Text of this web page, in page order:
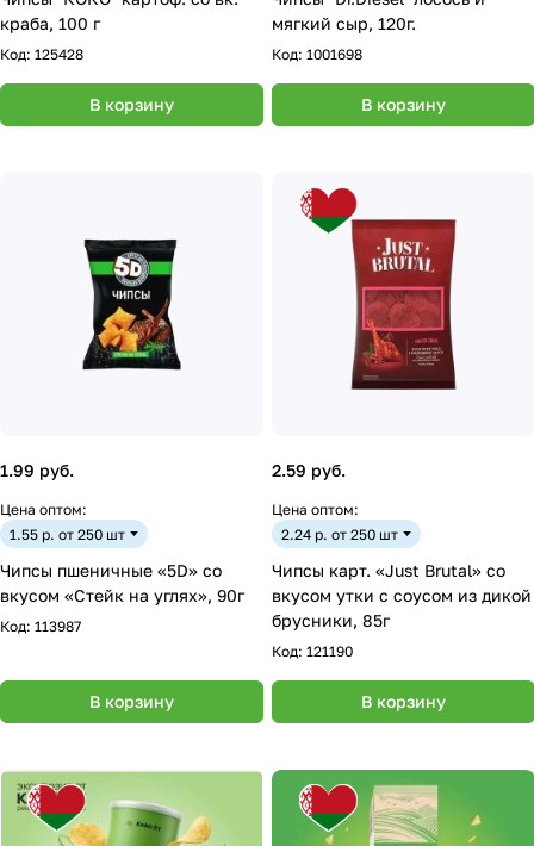
краба, 100 г
Код: 125428
В корзину
мягкий сыр, 120г.
Код: 1001698
В корзину
1.99 руб.
Цена оптом:
1.55 р. от 250 шт
Чипсы пшеничные «5D» со
вкусом «Стейк на углях», 90г
Код: 113987
В корзину
2.59 руб.
Цена оптом:
2.24 р. от 250 шт
Чипсы карт. «Just Brutal» со
вкусом утки с соусом из дикой
брусники, 85г
Код: 121190
В корзину